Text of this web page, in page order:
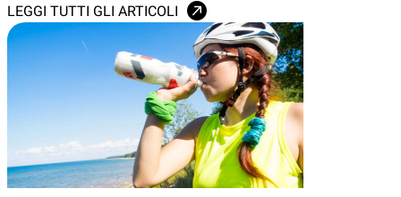
LEGGI TUTTI GLI ARTICOLI